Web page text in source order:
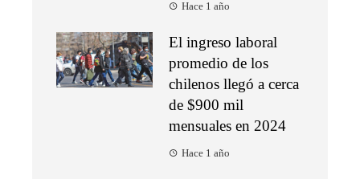
Hace 1 año
El ingreso laboral
promedio de los
chilenos llegó a cerca
de $900 mil
mensuales en 2024
Hace 1 año